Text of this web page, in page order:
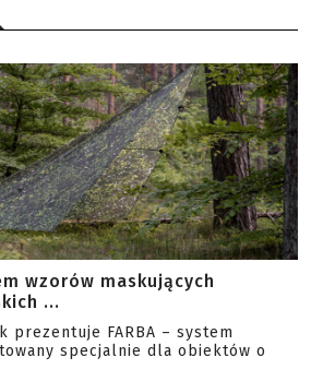
wzorów maskujących
...
prezentuje FARBA – system
specjalnie dla obiektów o